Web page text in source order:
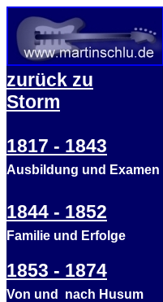
zurück zu
Storm
1817 - 1843
Ausbildung und Examen
1844 - 1852
Familie und Erfolge
1853 - 1874
Von und nach Husum